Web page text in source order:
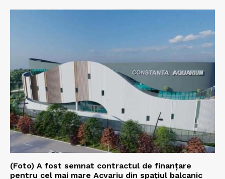
(Foto) A fost semnat contractul de finanțare
pentru cel mai mare Acvariu din spațiul balcanic